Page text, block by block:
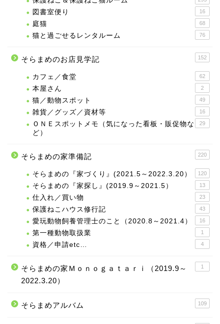
図書室便り 16
庭猫 68
猫と過ごせるレンタルーム 76
そらまめのお店見学記 152
カフェ／食堂 62
本屋さん 2
猫／動物スポット 49
雑貨／グッズ／資材等 16
ＯＮＥスポットメモ（気になった看板・販促物な
ど）
29
そらまめの家準備記 220
そらまめの『家づくり』(2021.5～2022.3.20） 120
そらまめの『家探し』(2019.9～2021.5） 13
仕入れ／買い物 23
保護ねこハウス修行記 43
愛玩動物飼養管理士のこと（2020.8～2021.4） 16
第一種動物取扱業 1
資格／申請etc… 4
そらまめの家Ｍｏｎｏｇａｔａｒｉ（2019.9～
2022.3.20）
1
そらまめアルバム 109